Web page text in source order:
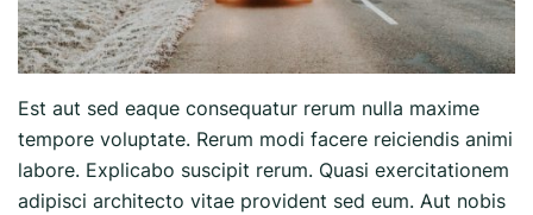
Est aut sed eaque consequatur rerum nulla maxime
tempore voluptate. Rerum modi facere reiciendis animi
labore. Explicabo suscipit rerum. Quasi exercitationem
adipisci architecto vitae provident sed eum. Aut nobis